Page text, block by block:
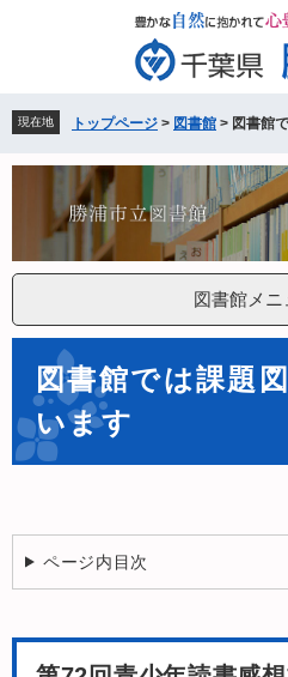
先
頭
で
を
飛
ば
文
現在地 トップページ > 図書館 > 図書館
図書館メニ
図書館では課題
います
ページ内目次